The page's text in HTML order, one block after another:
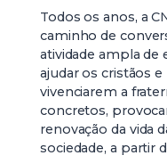
Todos os anos, a
caminho de
atividade ampla de
ajudar os cristãos
vivenciarem a
concretos,
renovação da vida
sociedade, a partir